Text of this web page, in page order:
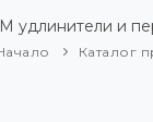
удлинители и
Каталог